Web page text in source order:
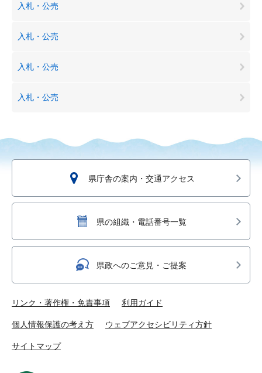
入札・公売
入札・公売
入札・公売
入札・公売
県庁舎の案内・交通アクセス
県の組織・電話番号一覧
県政へのご意見・ご提案
リンク・著作権・免責事項 利用ガイド
個人情報保護の考え方 ウェブアクセシビリティ方針
サイトマップ